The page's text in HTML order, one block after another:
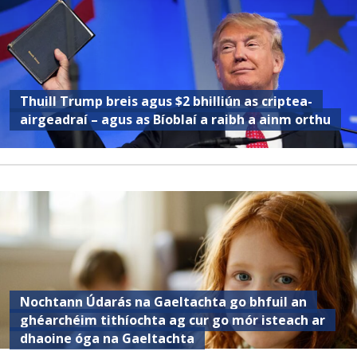
Thuill Trump breis agus $2 bhilliún as criptea-
airgeadraí – agus as Bíoblaí a raibh a ainm orthu
Nochtann Údarás na Gaeltachta go bhfuil an
ghéarchéim tithíochta ag cur go mór isteach ar
dhaoine óga na Gaeltachta